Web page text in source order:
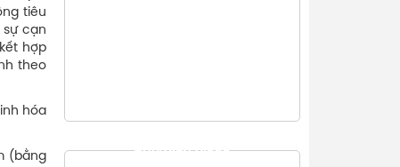
tiêu
cạn
hợp
theo
hóa
(bằng
THƯ VIỆN VIDEO